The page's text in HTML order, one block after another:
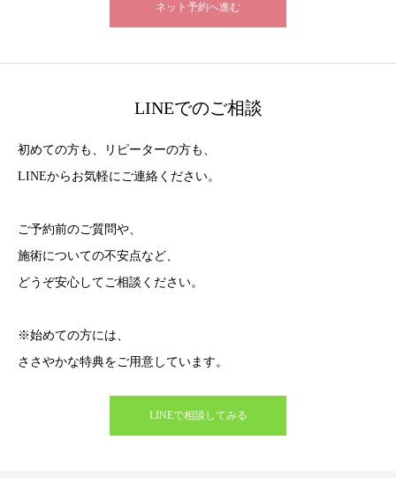
ネット予約へ進む
LINEでのご相談
初めての方も、リピーターの方も、
LINEからお気軽にご連絡ください。
ご予約前のご質問や、
施術についての不安点など、
どうぞ安心してご相談ください。
※始めての方には、
ささやかな特典をご用意しています。
LINEで相談してみる